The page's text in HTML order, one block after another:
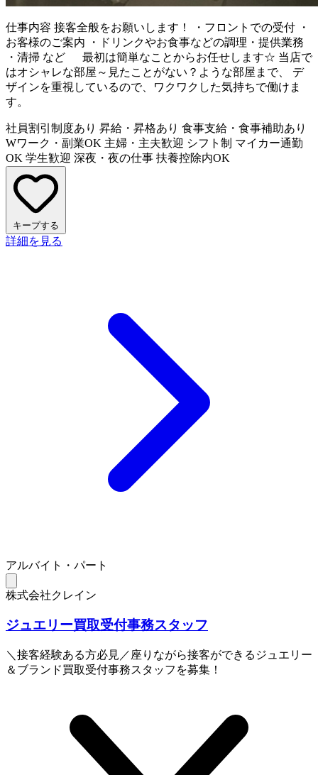
仕事内容 接客全般をお願いします！ ・フロントでの受付 ・
お客様のご案内 ・ドリンクやお食事などの調理・提供業務
・清掃 など 最初は簡単なことからお任せします☆ 当店で
はオシャレな部屋～見たことがない？ような部屋まで、 デ
ザインを重視しているので、ワクワクした気持ちで働けま
す。
社員割引制度あり 昇給・昇格あり 食事支給・食事補助あり
Wワーク・副業OK 主婦・主夫歓迎 シフト制 マイカー通勤
OK 学生歓迎 深夜・夜の仕事 扶養控除内OK
キープする
詳細を見る
アルバイト・パート
株式会社クレイン
ジュエリー買取受付事務スタッフ
＼接客経験ある方必見／座りながら接客ができるジュエリー
＆ブランド買取受付事務スタッフを募集！